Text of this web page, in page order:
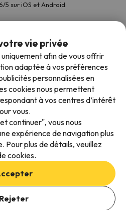
la disponibilité
5 sur iOS et Android.
vie privée
uniquement afin de vous offrir
adaptée à vos préférences
personnalisées en
cookies nous permettent
à vos centres d’intérêt
vous.
continuer", vous nous
expérience de navigation plus
plus de détails, veuillez
cookies.
Rejeter